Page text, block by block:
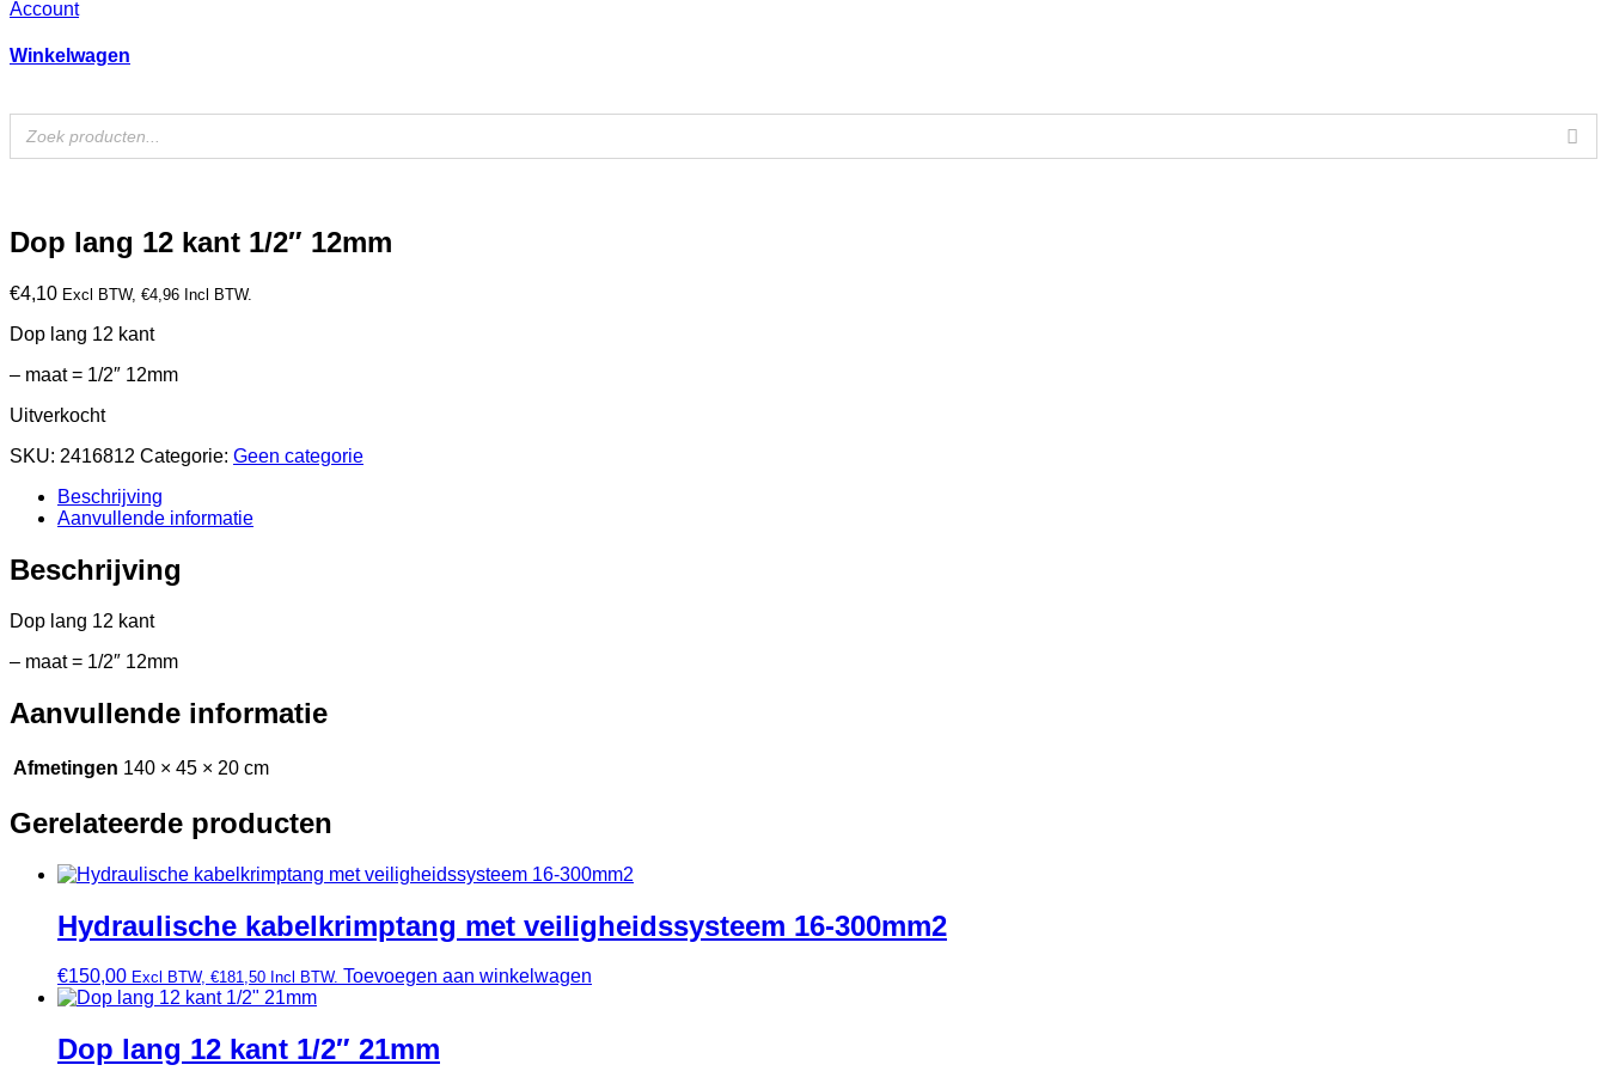
Account
Winkelwagen
Dop lang 12 kant 1/2″ 12mm
€4,10 Excl BTW, €4,96 Incl BTW.
Dop lang 12 kant
– maat = 1/2″ 12mm
Uitverkocht
SKU: 2416812 Categorie: Geen categorie
Beschrijving
Aanvullende informatie
Beschrijving
Dop lang 12 kant
– maat = 1/2″ 12mm
Aanvullende informatie
Afmetingen 140 × 45 × 20 cm
Gerelateerde producten
Hydraulische kabelkrimptang met veiligheidssysteem 16-300mm2
€150,00 Excl BTW, €181,50 Incl BTW. Toevoegen aan winkelwagen
Dop lang 12 kant 1/2″ 21mm